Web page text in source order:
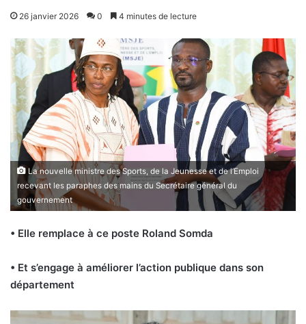
26 janvier 2026 0 4 minutes de lecture
La nouvelle ministre des Sports, de la Jeunesse et de l’Emploi
recevant les paraphes des mains du Secrétaire général du
gouvernement
• Elle remplace à ce poste Roland Somda
• Et s’engage à améliorer l’action publique dans son
département